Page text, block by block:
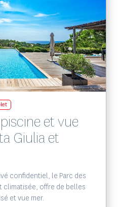
bien
et vue
Giulia et
confidentiel, le Parc des
offre de belles
et vue mer.